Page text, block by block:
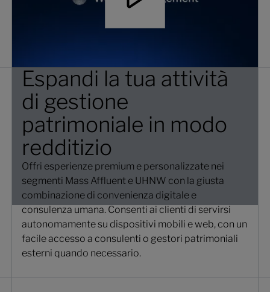
Espandi la tua attività
di gestione
patrimoniale in modo
redditizio
Offri esperienze premium e personalizzate nei
segmenti Mass Affluent e UHNW con la giusta
combinazione di convenienza digitale e
consulenza umana. Consenti ai clienti di servirsi
autonomamente su dispositivi mobili e web, con un
facile accesso a consulenti o gestori patrimoniali
esterni quando necessario.